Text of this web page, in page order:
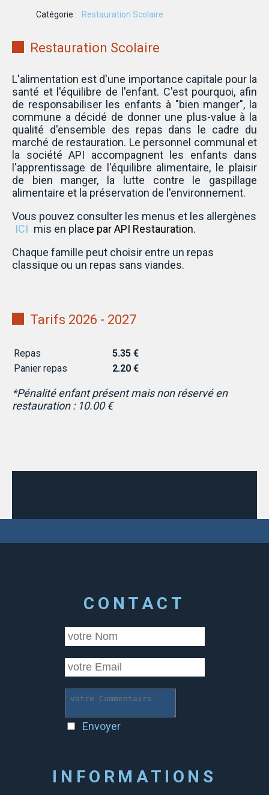
Catégorie : Restauration Scolaire
Restauration Scolaire
L'alimentation est d'une importance capitale pour la
santé et l'équilibre de l'enfant. C'est pourquoi, afin
de responsabiliser les enfants à "bien manger", la
commune a décidé de donner une plus-value à la
qualité d'ensemble des repas dans le cadre du
marché de restauration. Le personnel communal et
la société API accompagnent les enfants dans
l'apprentissage de l'équilibre alimentaire, le plaisir
de bien manger, la lutte contre le gaspillage
alimentaire et la préservation de l'environnement.
Vous pouvez consulter les menus et les allergènes
ICI mis en place par API Restauration.
Chaque famille peut choisir entre un repas
classique ou un repas sans viandes.
Tarifs 2026 - 2027
Repas
5.35 €
Panier repas
2.20 €
*Pénalité enfant présent mais non réservé en
restauration : 10.00 €
CONTACT
Envoyer
INFORMATIONS